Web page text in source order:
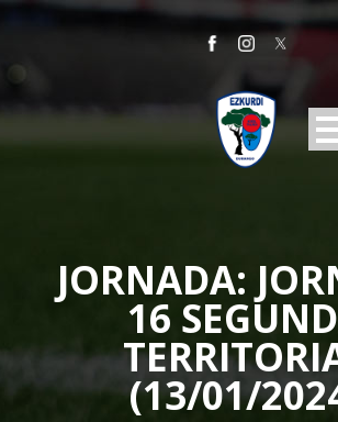
JORNADA:
16
(13/01/